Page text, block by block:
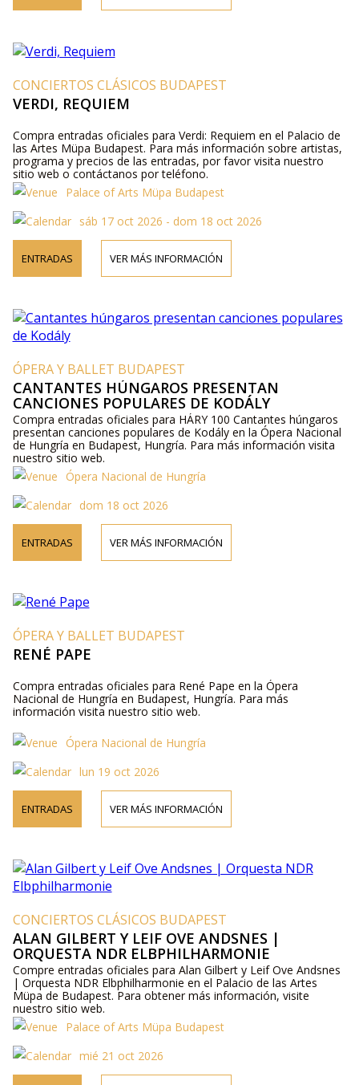
CONCIERTOS CLÁSICOS BUDAPEST
VERDI, REQUIEM
Compra entradas oficiales para Verdi: Requiem en el Palacio de
las Artes Müpa Budapest. Para más información sobre artistas,
programa y precios de las entradas, por favor visita nuestro
sitio web o contáctanos por teléfono.
Palace of Arts Müpa Budapest
sáb 17 oct 2026 - dom 18 oct 2026
ENTRADAS VER MÁS INFORMACIÓN
ÓPERA Y BALLET BUDAPEST
CANTANTES HÚNGAROS PRESENTAN
CANCIONES POPULARES DE KODÁLY
Compra entradas oficiales para HÁRY 100 Cantantes húngaros
presentan canciones populares de Kodály en la Ópera Nacional
de Hungría en Budapest, Hungría. Para más información visita
nuestro sitio web.
Ópera Nacional de Hungría
dom 18 oct 2026
ENTRADAS VER MÁS INFORMACIÓN
ÓPERA Y BALLET BUDAPEST
RENÉ PAPE
Compra entradas oficiales para René Pape en la Ópera
Nacional de Hungría en Budapest, Hungría. Para más
información visita nuestro sitio web.
Ópera Nacional de Hungría
lun 19 oct 2026
ENTRADAS VER MÁS INFORMACIÓN
CONCIERTOS CLÁSICOS BUDAPEST
ALAN GILBERT Y LEIF OVE ANDSNES |
ORQUESTA NDR ELBPHILHARMONIE
Compre entradas oficiales para Alan Gilbert y Leif Ove Andsnes
| Orquesta NDR Elbphilharmonie en el Palacio de las Artes
Müpa de Budapest. Para obtener más información, visite
nuestro sitio web.
Palace of Arts Müpa Budapest
mié 21 oct 2026